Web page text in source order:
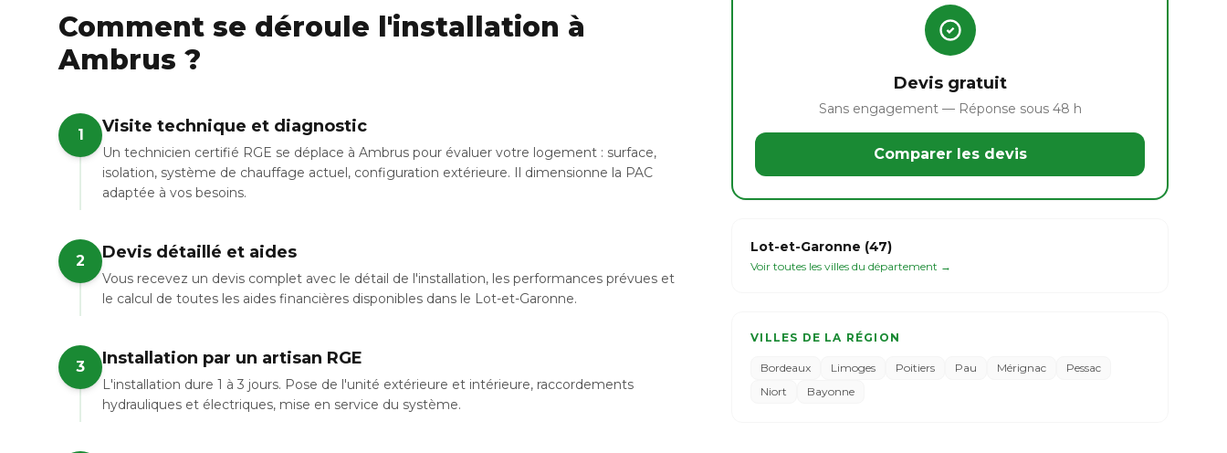
Comment se déroule l'installation à
Ambrus ?
1 Visite technique et diagnostic
Un technicien certifié RGE se déplace à Ambrus pour évaluer votre logement : surface,
isolation, système de chauffage actuel, configuration extérieure. Il dimensionne la PAC
adaptée à vos besoins.
2 Devis détaillé et aides
Vous recevez un devis complet avec le détail de l'installation, les performances prévues et
le calcul de toutes les aides financières disponibles dans le Lot-et-Garonne.
3 Installation par un artisan RGE
L'installation dure 1 à 3 jours. Pose de l'unité extérieure et intérieure, raccordements
hydrauliques et électriques, mise en service du système.
Devis gratuit
Sans engagement — Réponse sous 48 h
Comparer les devis
Lot-et-Garonne (47)
Voir toutes les villes du département →
VILLES DE LA RÉGION
Bordeaux Limoges Poitiers Pau Mérignac
Pessac
Niort
Bayonne